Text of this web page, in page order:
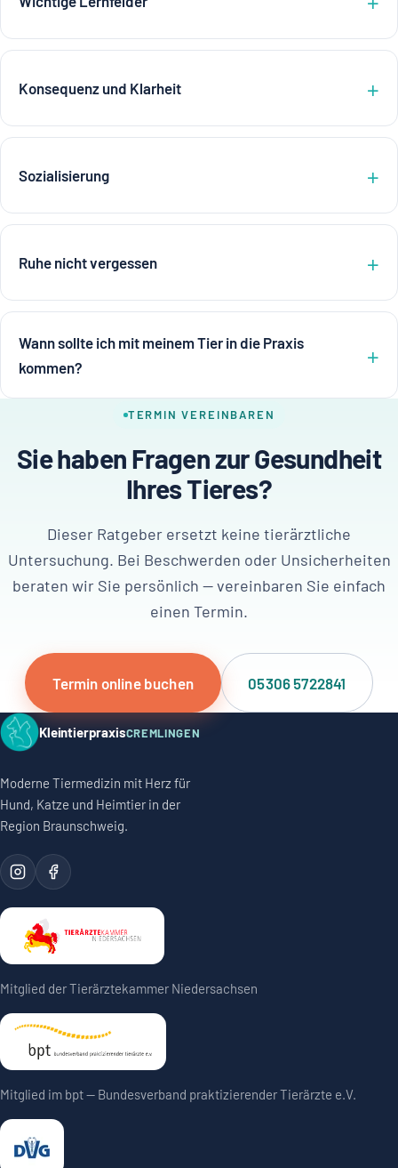
Konsequenz und Klarheit
Sozialisierung
Ruhe nicht vergessen
Wann sollte ich mit meinem Tier in die Praxis
kommen?
TERMIN VEREINBAREN
Sie haben Fragen zur Gesundheit
Ihres Tieres?
Dieser Ratgeber ersetzt keine tierärztliche
Untersuchung. Bei Beschwerden oder Unsicherheiten
beraten wir Sie persönlich — vereinbaren Sie einfach
einen Termin.
Termin online buchen 05306 5722841
KleintierpraxisCREMLINGEN
Moderne Tiermedizin mit Herz für
Hund, Katze und Heimtier in der
Region Braunschweig.
Mitglied der Tierärztekammer Niedersachsen
Mitglied im bpt — Bundesverband praktizierender Tierärzte e.V.